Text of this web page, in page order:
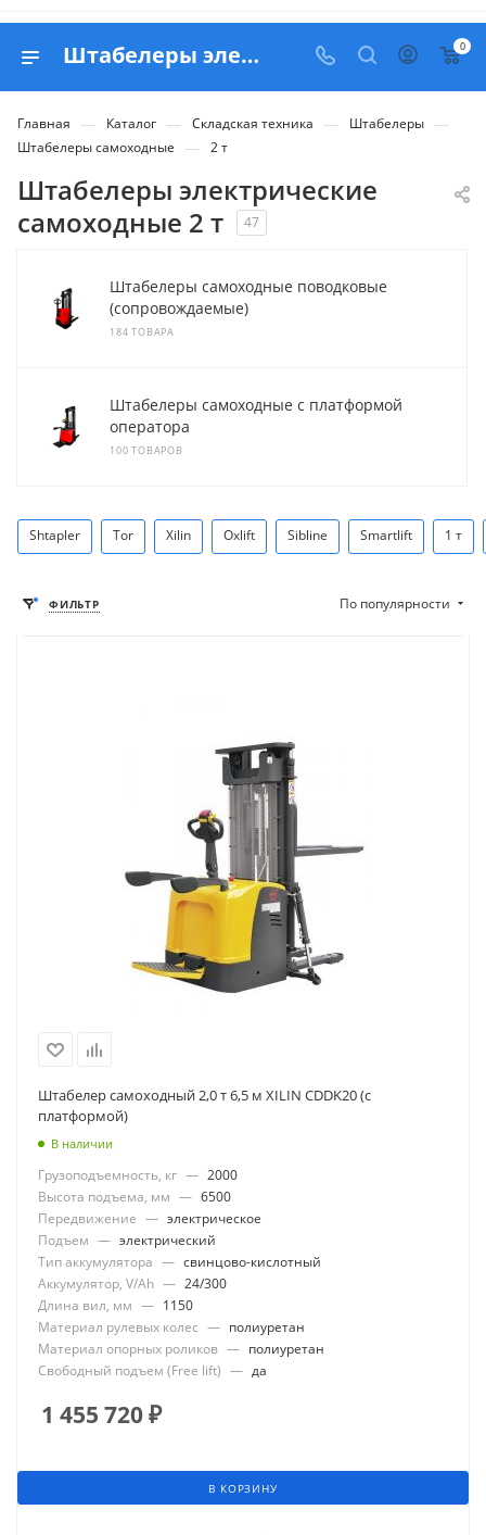
Штабелеры электрические самоходные 2 тонны - купить Москве с доставкой по РФ 0
Главная — Каталог — Складская техника — Штабелеры —
Штабелеры самоходные — 2 т
Штабелеры электрические
самоходные 2 т
47
Штабелеры самоходные поводковые
(сопровождаемые)
184 ТОВАРА
Штабелеры самоходные с платформой
оператора
100 ТОВАРОВ
Shtapler Tor Xilin Oxlift Sibline Smartlift 1 т
ФИЛЬТР По популярности
Штабелер самоходный 2,0 т 6,5 м XILIN CDDK20 (с
платформой)
В наличии
Грузоподъемность, кг — 2000
Высота подъема, мм — 6500
Передвижение — электрическое
Подъем — электрический
Тип аккумулятора — свинцово-кислотный
Аккумулятор, V/Ah — 24/300
Длина вил, мм — 1150
Материал рулевых колес — полиуретан
Материал опорных роликов — полиуретан
Свободный подъем (Free lift) — да
1 455 720₽
В КОРЗИНУ